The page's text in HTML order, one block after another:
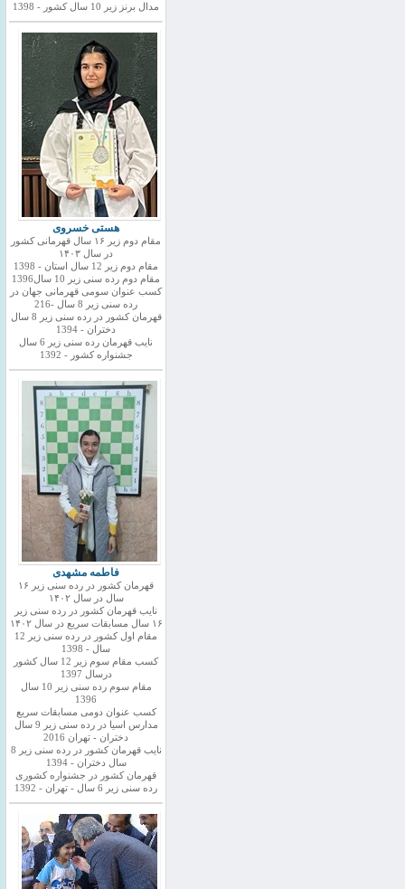
مدال برنز زیر 10 سال کشور - 1398
هستی خسروی
مقام دوم زیر ۱۶ سال قهرمانی کشور
در سال ۱۴۰۳
مقام دوم زیر 12 سال استان - 1398
مقام دوم رده سنی زیر 10 سال1396
کسب عنوان سومی قهرمانی جهان در
رده سنی زیر 8 سال -216
قهرمان کشور در رده سنی زیر 8 سال
دختران - 1394
نایب قهرمان رده سنی زیر 6 سال
جشنواره کشور - 1392
فاطمه مشهدی
قهرمان کشور در رده سنی زیر ۱۶
سال در سال ۱۴۰۲
نایب قهرمان کشور در رده سنی زیر
۱۶ سال مسابقات سریع در سال ۱۴۰۲
مقام اول کشور در رده سنی زیر 12
سال - 1398
کسب مقام سوم زیر 12 سال کشور
درسال 1397
مقام سوم رده سنی زیر 10 سال
1396
کسب عنوان دومی مسابقات سریع
مدارس اسیا در رده سنی زیر 9 سال
دختران - تهران 2016
نایب قهرمان کشور در رده سنی زیر 8
سال دختران - 1394
قهرمان کشور در جشنواره کشوری
رده سنی زیر 6 سال - تهران - 1392